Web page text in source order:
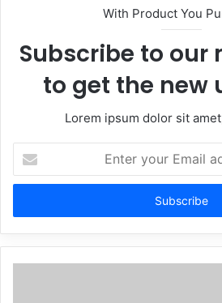
With Product You
Subscribe to our
to get the new
Lorem ipsum dolor sit
Enter
your
Email